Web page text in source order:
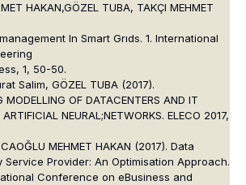
HAKAN,GÖZEL TUBA, TAKÇI MEHMET
In Smart Grıds. 1. International
1, 50-50.
Salim, GÖZEL TUBA (2017).
MODELLING OF DATACENTERS AND IT
NEURAL;NETWORKS. ELECO 2017,
MEHMET HAKAN (2017). Data
Service Provider: An Optimisation Approach.
Conference on eBusiness and